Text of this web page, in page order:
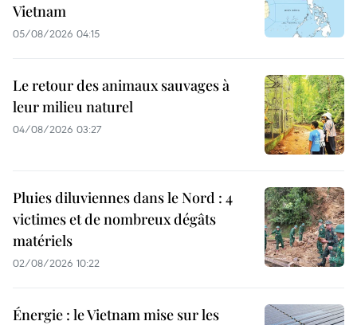
Vietnam
05/08/2026 04:15
Le retour des animaux sauvages à
leur milieu naturel
04/08/2026 03:27
Pluies diluviennes dans le Nord : 4
victimes et de nombreux dégâts
matériels
02/08/2026 10:22
Énergie : le Vietnam mise sur les